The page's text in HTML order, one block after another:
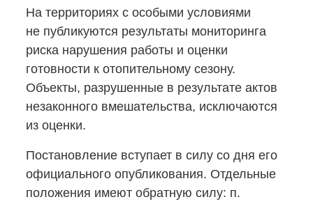
На территориях с особыми условиями
не публикуются результаты мониторинга
риска нарушения работы и оценки
готовности к отопительному сезону.
Объекты, разрушенные в результате актов
незаконного вмешательства, исключаются
из оценки.
Постановление вступает в силу со дня его
официального опубликования. Отдельные
положения имеют обратную силу: п.